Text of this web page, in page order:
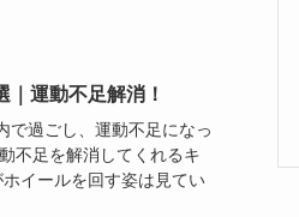
｜運動不足解消！
で過ごし、運動不足になっ
不足を解消してくれるキ
イールを回す姿は見てい